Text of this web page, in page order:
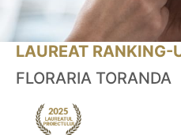
LAUREAT RANKING-
FLORARIA TORANDA